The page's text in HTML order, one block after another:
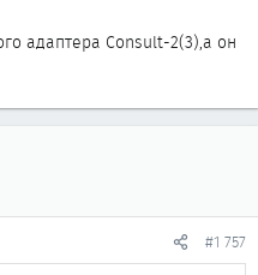
адаптера Consult-2(3),а он
#1 757